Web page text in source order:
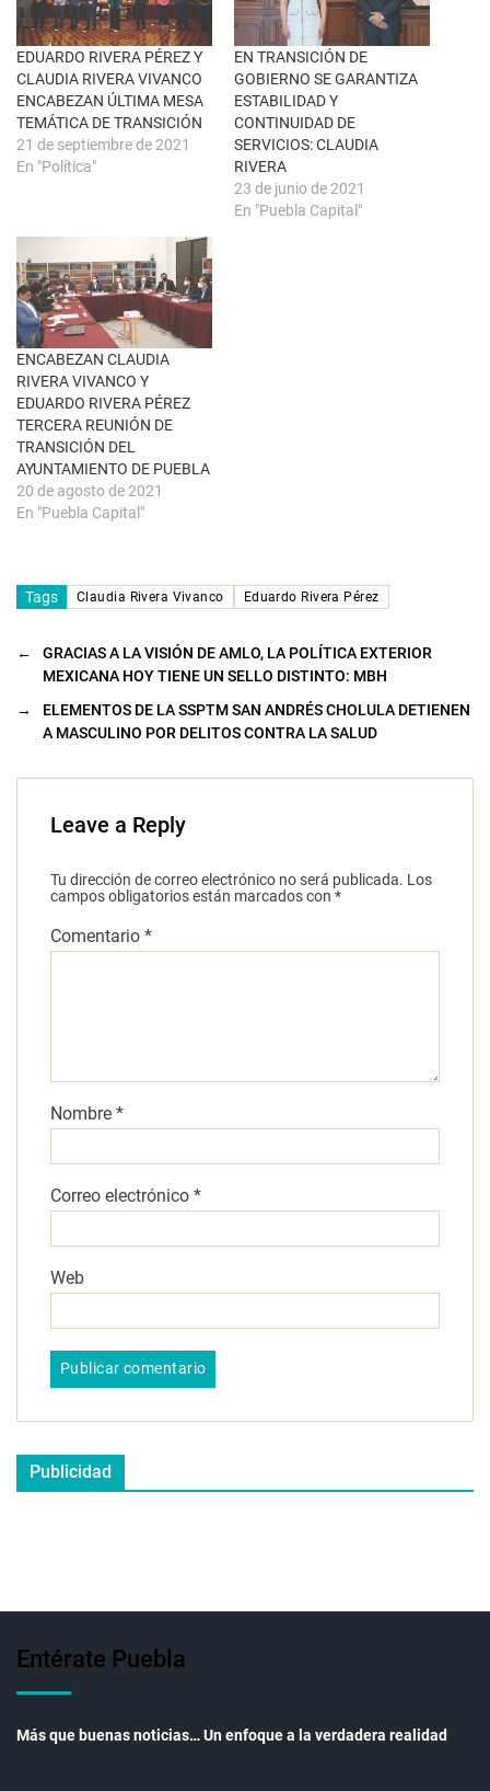
a
v
e
n
t
a
n
a
n
u
e
v
b
o
o
k
(
S
e
a
b
r
e
n
t
a
n
a
n
u
e
v
a
EDUARDO RIVERA PÉREZ Y
CLAUDIA RIVERA VIVANCO
ENCABEZAN ÚLTIMA MESA
TEMÁTICA DE TRANSICIÓN
21 de septiembre de 2021
En "Política"
EN TRANSICIÓN DE
GOBIERNO SE GARANTIZA
ESTABILIDAD Y
CONTINUIDAD DE
SERVICIOS: CLAUDIA
RIVERA
23 de junio de 2021
En "Puebla Capital"
ENCABEZAN CLAUDIA
RIVERA VIVANCO Y
EDUARDO RIVERA PÉREZ
TERCERA REUNIÓN DE
TRANSICIÓN DEL
AYUNTAMIENTO DE PUEBLA
20 de agosto de 2021
En "Puebla Capital"
Tags Claudia Rivera Vivanco Eduardo Rivera Pérez
←
GRACIAS A LA VISIÓN DE AMLO, LA POLÍTICA EXTERIOR
MEXICANA HOY TIENE UN SELLO DISTINTO: MBH
→
ELEMENTOS DE LA SSPTM SAN ANDRÉS CHOLULA DETIENEN
A MASCULINO POR DELITOS CONTRA LA SALUD
Leave a Reply
Tu dirección de correo electrónico no será publicada. Los
campos obligatorios están marcados con *
Comentario *
Nombre *
Correo electrónico *
Web
Publicidad
Entérate Puebla
Más que buenas noticias… Un enfoque a la verdadera realidad